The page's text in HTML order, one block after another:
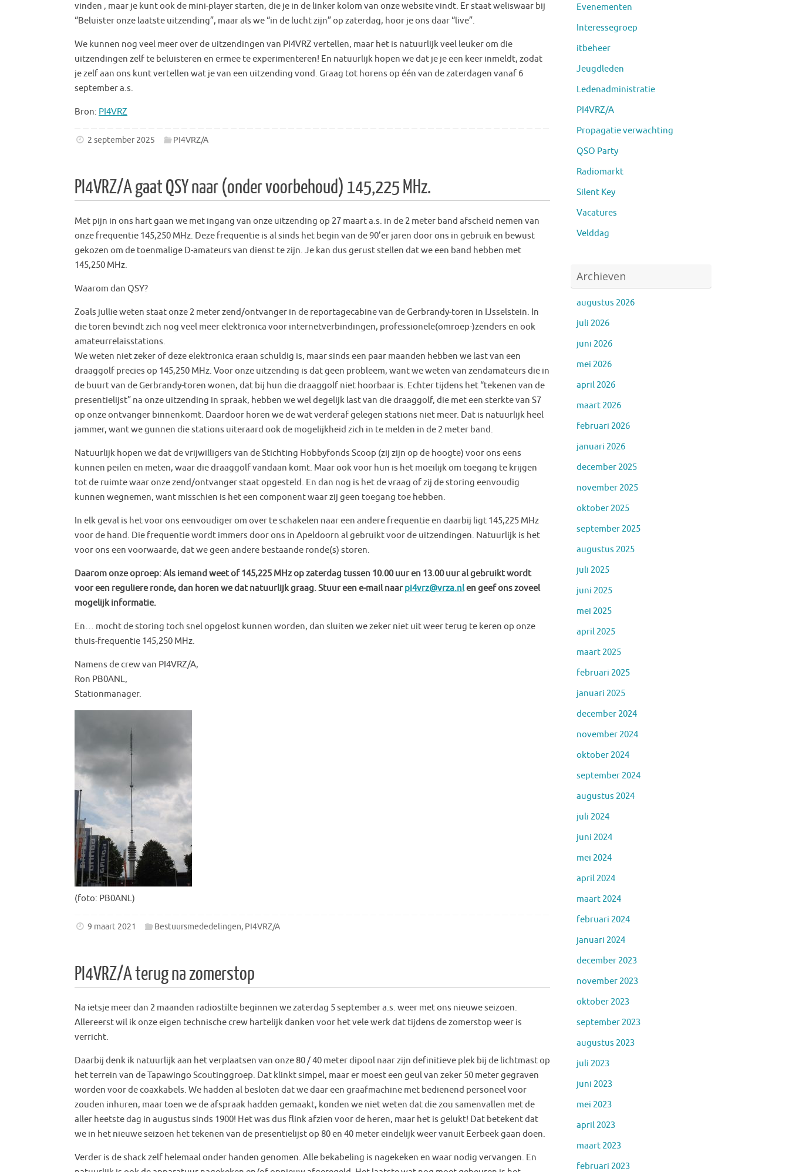
vinden , maar je kunt ook de mini-player starten, die je in de linker kolom van onze website vindt. Er staat weliswaar bij
“Beluister onze laatste uitzending”, maar als we “in de lucht zijn” op zaterdag, hoor je ons daar “live”.
We kunnen nog veel meer over de uitzendingen van PI4VRZ vertellen, maar het is natuurlijk veel leuker om die
uitzendingen zelf te beluisteren en ermee te experimenteren! En natuurlijk hopen we dat je je een keer inmeldt, zodat
je zelf aan ons kunt vertellen wat je van een uitzending vond. Graag tot horens op één van de zaterdagen vanaf 6
september a.s.
Bron: PI4VRZ
2 september 2025 PI4VRZ/A
PI4VRZ/A gaat QSY naar (onder voorbehoud) 145,225 MHz.
Met pijn in ons hart gaan we met ingang van onze uitzending op 27 maart a.s. in de 2 meter band afscheid nemen van
onze frequentie 145,250 MHz. Deze frequentie is al sinds het begin van de 90’er jaren door ons in gebruik en bewust
gekozen om de toenmalige D-amateurs van dienst te zijn. Je kan dus gerust stellen dat we een band hebben met
145,250 MHz.
Waarom dan QSY?
Zoals jullie weten staat onze 2 meter zend/ontvanger in de reportagecabine van de Gerbrandy-toren in IJsselstein. In
die toren bevindt zich nog veel meer elektronica voor internetverbindingen, professionele(omroep-)zenders en ook
amateurrelaisstations.
We weten niet zeker of deze elektronica eraan schuldig is, maar sinds een paar maanden hebben we last van een
draaggolf precies op 145,250 MHz. Voor onze uitzending is dat geen probleem, want we weten van zendamateurs die in
de buurt van de Gerbrandy-toren wonen, dat bij hun die draaggolf niet hoorbaar is. Echter tijdens het “tekenen van de
presentielijst” na onze uitzending in spraak, hebben we wel degelijk last van die draaggolf, die met een sterkte van S7
op onze ontvanger binnenkomt. Daardoor horen we de wat verderaf gelegen stations niet meer. Dat is natuurlijk heel
jammer, want we gunnen die stations uiteraard ook de mogelijkheid zich in te melden in de 2 meter band.
Natuurlijk hopen we dat de vrijwilligers van de Stichting Hobbyfonds Scoop (zij zijn op de hoogte) voor ons eens
kunnen peilen en meten, waar die draaggolf vandaan komt. Maar ook voor hun is het moeilijk om toegang te krijgen
tot de ruimte waar onze zend/ontvanger staat opgesteld. En dan nog is het de vraag of zij de storing eenvoudig
kunnen wegnemen, want misschien is het een component waar zij geen toegang toe hebben.
In elk geval is het voor ons eenvoudiger om over te schakelen naar een andere frequentie en daarbij ligt 145,225 MHz
voor de hand. Die frequentie wordt immers door ons in Apeldoorn al gebruikt voor de uitzendingen. Natuurlijk is het
voor ons een voorwaarde, dat we geen andere bestaande ronde(s) storen.
Daarom onze oproep: Als iemand weet of 145,225 MHz op zaterdag tussen 10.00 uur en 13.00 uur al gebruikt wordt
voor een reguliere ronde, dan horen we dat natuurlijk graag. Stuur een e-mail naarpi4vrz@vrza.nlen geef ons zoveel
mogelijk informatie.
En… mocht de storing toch snel opgelost kunnen worden, dan sluiten we zeker niet uit weer terug te keren op onze
thuis-frequentie 145,250 MHz.
Namens de crew van PI4VRZ/A,
Ron PB0ANL,
Stationmanager.
(foto: PB0ANL)
9 maart 2021 Bestuursmededelingen, PI4VRZ/A
PI4VRZ/A terug na zomerstop
Na ietsje meer dan 2 maanden radiostilte beginnen we zaterdag 5 september a.s. weer met ons nieuwe seizoen.
Allereerst wil ik onze eigen technische crew hartelijk danken voor het vele werk dat tijdens de zomerstop weer is
verricht.
Daarbij denk ik natuurlijk aan het verplaatsen van onze 80 / 40 meter dipool naar zijn definitieve plek bij de lichtmast op
het terrein van de Tapawingo Scoutinggroep. Dat klinkt simpel, maar er moest een geul van zeker 50 meter gegraven
worden voor de coaxkabels. We hadden al besloten dat we daar een graafmachine met bedienend personeel voor
zouden inhuren, maar toen we de afspraak hadden gemaakt, konden we niet weten dat die zou samenvallen met de
aller heetste dag in augustus sinds 1900! Het was dus flink afzien voor de heren, maar het is gelukt! Dat betekent dat
we in het nieuwe seizoen het tekenen van de presentielijst op 80 en 40 meter eindelijk weer vanuit Eerbeek gaan doen.
Verder is de shack zelf helemaal onder handen genomen. Alle bekabeling is nagekeken en waar nodig vervangen. En
Evenementen
Interessegroep
itbeheer
Jeugdleden
Ledenadministratie
PI4VRZ/A
Propagatie verwachting
QSO Party
Radiomarkt
Silent Key
Vacatures
Velddag
Archieven
augustus 2026
juli 2026
juni 2026
mei 2026
april 2026
maart 2026
februari 2026
januari 2026
december 2025
november 2025
oktober 2025
september 2025
augustus 2025
juli 2025
juni 2025
mei 2025
april 2025
maart 2025
februari 2025
januari 2025
december 2024
november 2024
oktober 2024
september 2024
augustus 2024
juli 2024
juni 2024
mei 2024
april 2024
maart 2024
februari 2024
januari 2024
december 2023
november 2023
oktober 2023
september 2023
augustus 2023
juli 2023
juni 2023
mei 2023
april 2023
maart 2023
februari 2023